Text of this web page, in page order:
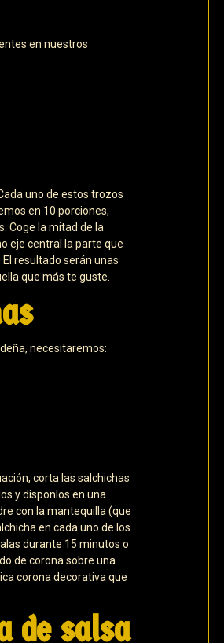
en nuestros
uno de estos trozos
en 10 porciones,
Coge la mitad de la
eje central la parte que
resultado serán unas
que más te guste.
necesitaremos:
corta las salchichas
y disponlos en una
con la mantequilla (que
en cada uno de los
durante 15 minutos o
de corona sobre una
corona decorativa que
de salsa